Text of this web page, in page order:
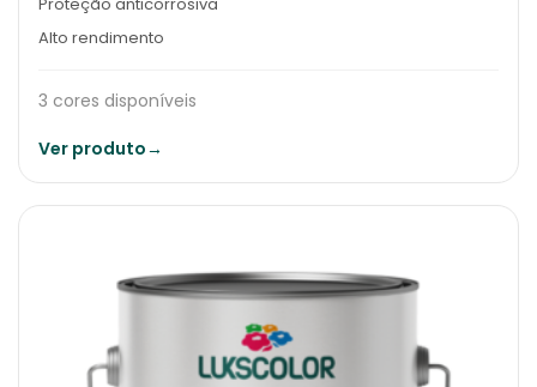
Alto rendimento
3 cores disponíveis
Ver produto→